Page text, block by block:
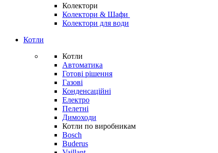
Колектори
Колектори & Шафи
Колектори для води
Котли
Котли
Автоматика
Готові рішення
Газові
Конденсаційні
Електро
Пелетні
Димоходи
Котли по виробникам
Bosch
Buderus